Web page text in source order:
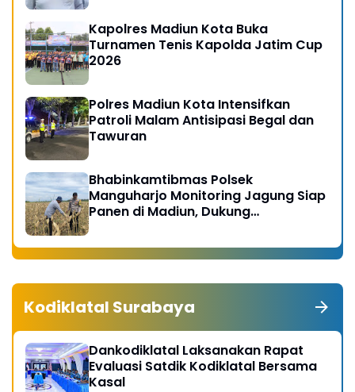
Kapolres Madiun Kota Buka
Turnamen Tenis Kapolda Jatim Cup
2026
Polres Madiun Kota Intensifkan
Patroli Malam Antisipasi Begal dan
Tawuran
Bhabinkamtibmas Polsek
Manguharjo Monitoring Jagung Siap
Panen di Madiun, Dukung
Kodiklatal Surabaya
Dankodiklatal Laksanakan Rapat
Evaluasi Satdik Kodiklatal Bersama
Kasal